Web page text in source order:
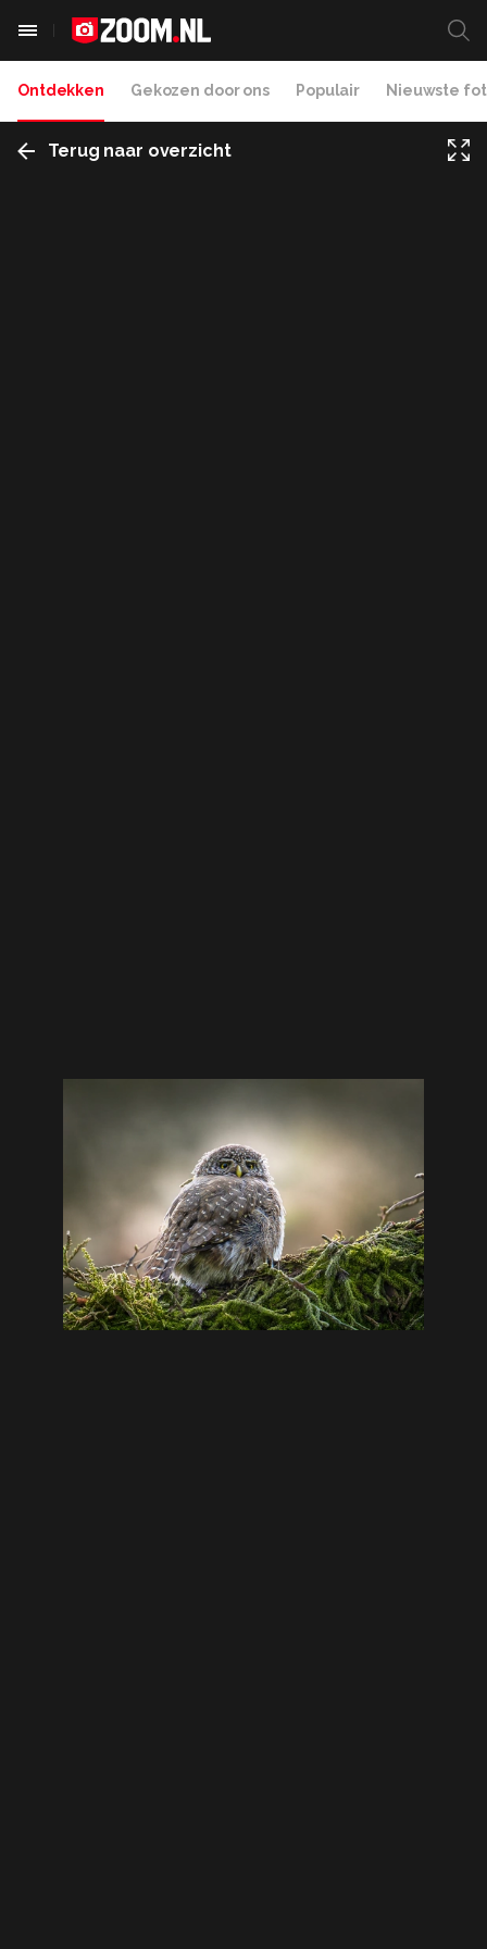
Ontdekken Gekozen door ons Populair Nieuwste
Terug naar overzicht